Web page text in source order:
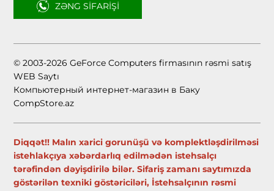
ZƏNG SIFARIŞI
© 2003-2026 GeForce Computers firmasının rəsmi satış
WEB Saytı
Компьютерный интернет-магазин в Баку
CompStore.az
Diqqət!! Malın xarici gorunüşü və komplektləşdirilməsi
istehlakçıya xəbərdarlıq edilmədən istehsalçı
tərəfindən dəyişdirilə bilər. Sifariş zamanı saytımızda
göstərilən texniki göstəriciləri, İstehsalçının rəsmi